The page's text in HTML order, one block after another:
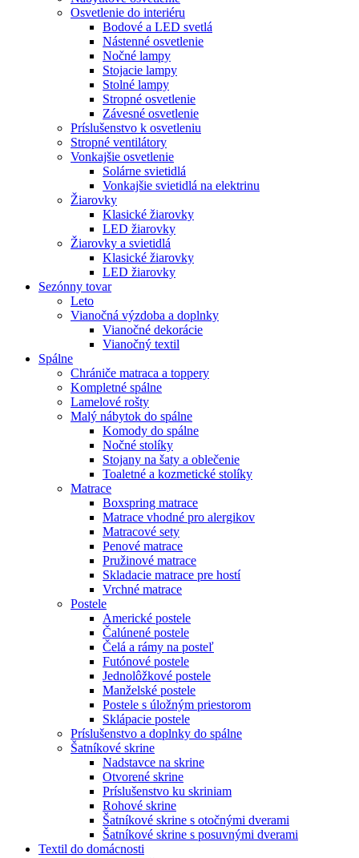
Osvetlenie do interiéru
Bodové a LED svetlá
Nástenné osvetlenie
Nočné lampy
Stojacie lampy
Stolné lampy
Stropné osvetlenie
Závesné osvetlenie
Príslušenstvo k osvetleniu
Stropné ventilátory
Vonkajšie osvetlenie
Solárne svietidlá
Vonkajšie svietidlá na elektrinu
Žiarovky
Klasické žiarovky
LED žiarovky
Žiarovky a svietidlá
Klasické žiarovky
LED žiarovky
Sezónny tovar
Leto
Vianočná výzdoba a doplnky
Vianočné dekorácie
Vianočný textil
Spálne
Chrániče matraca a toppery
Kompletné spálne
Lamelové rošty
Malý nábytok do spálne
Komody do spálne
Nočné stolíky
Stojany na šaty a oblečenie
Toaletné a kozmetické stolíky
Matrace
Boxspring matrace
Matrace vhodné pro alergikov
Matracové sety
Penové matrace
Pružinové matrace
Skladacie matrace pre hostí
Vrchné matrace
Postele
Americké postele
Čalúnené postele
Čelá a rámy na posteľ
Futónové postele
Jednolôžkové postele
Manželské postele
Postele s úložným priestorom
Sklápacie postele
Príslušenstvo a doplnky do spálne
Šatníkové skrine
Nadstavce na skrine
Otvorené skrine
Príslušenstvo ku skriniam
Rohové skrine
Šatníkové skrine s otočnými dverami
Šatníkové skrine s posuvnými dverami
Textil do domácnosti